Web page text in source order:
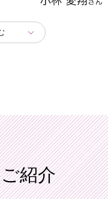
紹介